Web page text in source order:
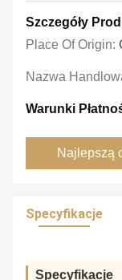
Szczegóły
Place Of Origin:
Nazwa
Warunki
Najlepszą
Specyfikacje
Specyfikacje